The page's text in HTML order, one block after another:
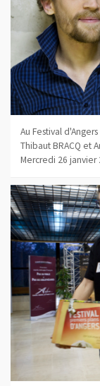
Au Festival
Thibaut BRACQ et
Mercredi 26 janvier